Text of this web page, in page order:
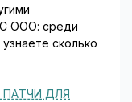
ООО: среди
сколько
ПАТЧИ ДЛЯ